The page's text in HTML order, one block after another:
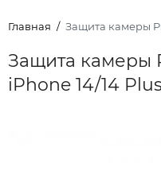
Главная Защита камеры
Защита камеры
iPhone 14/14